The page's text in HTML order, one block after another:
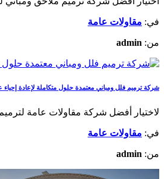
في: مقاولات عامة
من: admin
شركة ترميم فلل ومباني معتمدة حلول متكاملة لإعادة إحياء
لاختيار أفضل شركة مقاولات عامة لترميم
في: مقاولات عامة
من: admin